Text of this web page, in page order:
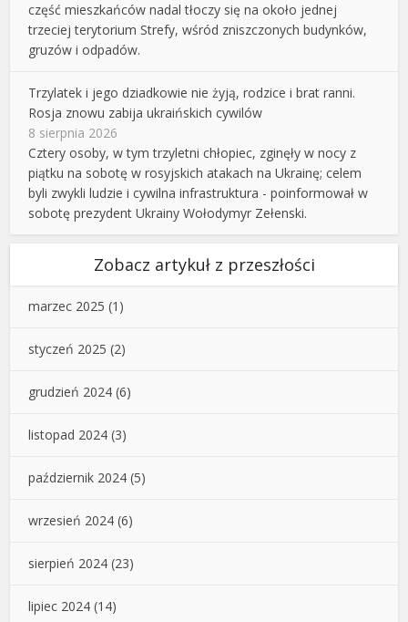
część mieszkańców nadal tłoczy się na około jednej
trzeciej terytorium Strefy, wśród zniszczonych budynków,
gruzów i odpadów.
Trzylatek i jego dziadkowie nie żyją, rodzice i brat ranni.
Rosja znowu zabija ukraińskich cywilów
8 sierpnia 2026
Cztery osoby, w tym trzyletni chłopiec, zginęły w nocy z
piątku na sobotę w rosyjskich atakach na Ukrainę; celem
byli zwykli ludzie i cywilna infrastruktura - poinformował w
sobotę prezydent Ukrainy Wołodymyr Zełenski.
Zobacz artykuł z przeszłości
marzec 2025 (1)
styczeń 2025 (2)
grudzień 2024 (6)
listopad 2024 (3)
październik 2024 (5)
wrzesień 2024 (6)
sierpień 2024 (23)
lipiec 2024 (14)